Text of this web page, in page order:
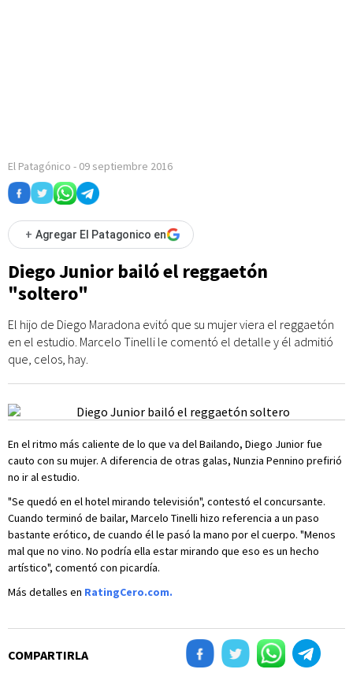
El Patagónico - 09 septiembre 2016
+ Agregar El Patagonico en
Diego Junior bailó el reggaetón
"soltero"
El hijo de Diego Maradona evitó que su mujer viera el reggaetón
en el estudio. Marcelo Tinelli le comentó el detalle y él admitió
que, celos, hay.
En el ritmo más caliente de lo que va del Bailando, Diego Junior fue
cauto con su mujer. A diferencia de otras galas, Nunzia Pennino prefirió
no ir al estudio.
"Se quedó en el hotel mirando televisión", contestó el concursante.
Cuando terminó de bailar, Marcelo Tinelli hizo referencia a un paso
bastante erótico, de cuando él le pasó la mano por el cuerpo. "Menos
mal que no vino. No podría ella estar mirando que eso es un hecho
artístico", comentó con picardía.
Más detalles en RatingCero.com.
COMPARTIRLA